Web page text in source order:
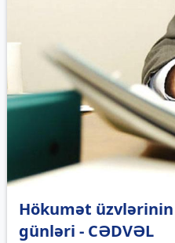
Hökumət
günləri - CƏDVƏL